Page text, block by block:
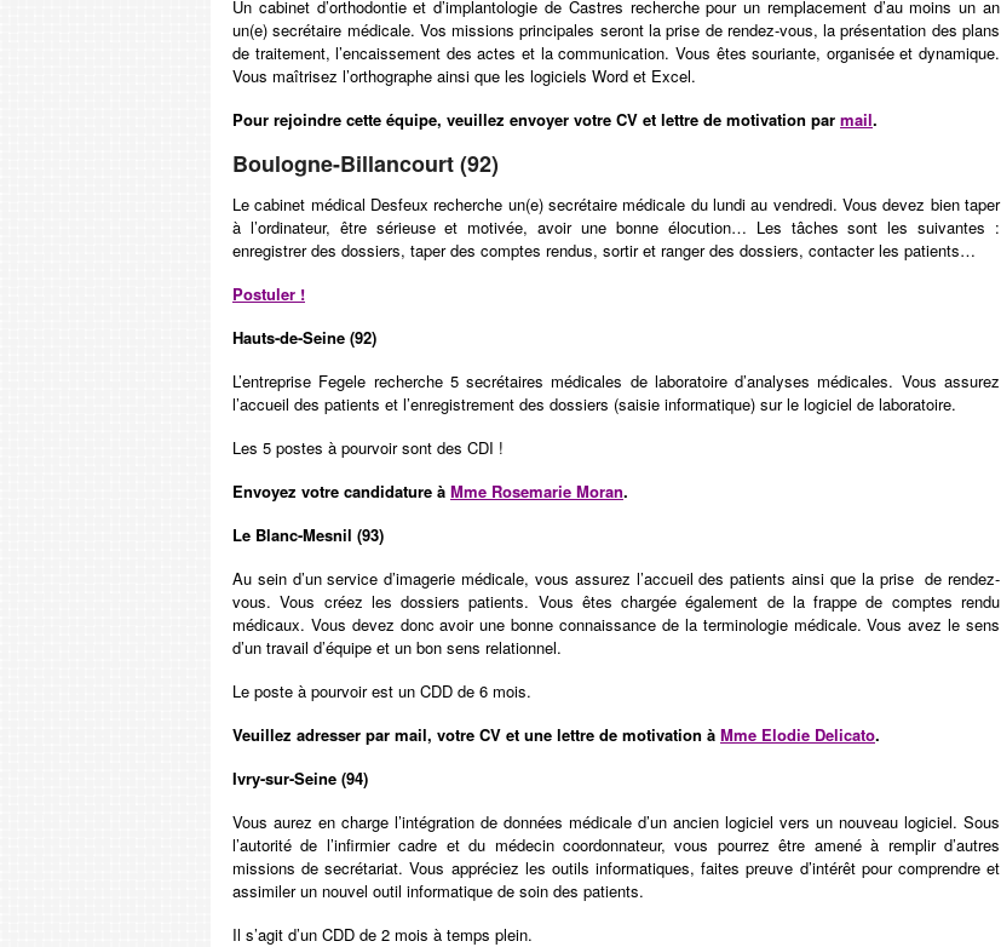
Un cabinet d’orthodontie et d’implantologie de Castres recherche pour un remplacement d’au moins un an
un(e) secrétaire médicale. Vos missions principales seront la prise de rendez-vous, la présentation des plans
de traitement, l’encaissement des actes et la communication. Vous êtes souriante, organisée et dynamique.
Vous maîtrisez l’orthographe ainsi que les logiciels Word et Excel.
Pour rejoindre cette équipe, veuillez envoyer votre CV et lettre de motivation par mail.
Boulogne-Billancourt (92)
Le cabinet médical Desfeux recherche un(e) secrétaire médicale du lundi au vendredi. Vous devez bien taper
à l’ordinateur, être sérieuse et motivée, avoir une bonne élocution… Les tâches sont les suivantes :
enregistrer des dossiers, taper des comptes rendus, sortir et ranger des dossiers, contacter les patients…
Postuler !
Hauts-de-Seine (92)
L’entreprise Fegele recherche 5 secrétaires médicales de laboratoire d’analyses médicales. Vous assurez
l’accueil des patients et l’enregistrement des dossiers (saisie informatique) sur le logiciel de laboratoire.
Les 5 postes à pourvoir sont des CDI !
Envoyez votre candidature à Mme Rosemarie Moran.
Le Blanc-Mesnil (93)
Au sein d’un service d’imagerie médicale, vous assurez l’accueil des patients ainsi que la prise de rendez-
vous. Vous créez les dossiers patients. Vous êtes chargée également de la frappe de comptes rendu
médicaux. Vous devez donc avoir une bonne connaissance de la terminologie médicale. Vous avez le sens
d’un travail d’équipe et un bon sens relationnel.
Le poste à pourvoir est un CDD de 6 mois.
Veuillez adresser par mail, votre CV et une lettre de motivation à Mme Elodie Delicato.
Ivry-sur-Seine (94)
Vous aurez en charge l’intégration de données médicale d’un ancien logiciel vers un nouveau logiciel. Sous
l’autorité de l’infirmier cadre et du médecin coordonnateur, vous pourrez être amené à remplir d’autres
missions de secrétariat. Vous appréciez les outils informatiques, faites preuve d’intérêt pour comprendre et
assimiler un nouvel outil informatique de soin des patients.
Il s’agit d’un CDD de 2 mois à temps plein.